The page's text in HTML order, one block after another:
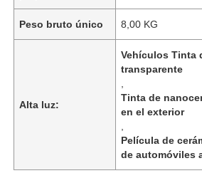
Peso bruto único 8,00 KG
Alta luz:
Vehículos Tinta
transparente
Tinta de
en el exterior
Película de
de automóviles